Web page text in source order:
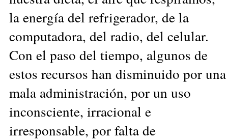
la energía del refrigerador, de la
computadora, del radio, del celular.
Con el paso del tiempo, algunos de
estos recursos han disminuido por una
mala administración, por un uso
inconsciente, irracional e
irresponsable, por falta de